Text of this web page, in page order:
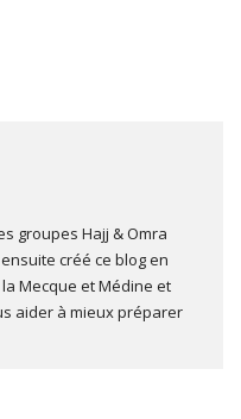
groupes Hajj & Omra
créé ce blog en
Mecque et Médine et
aider à mieux préparer